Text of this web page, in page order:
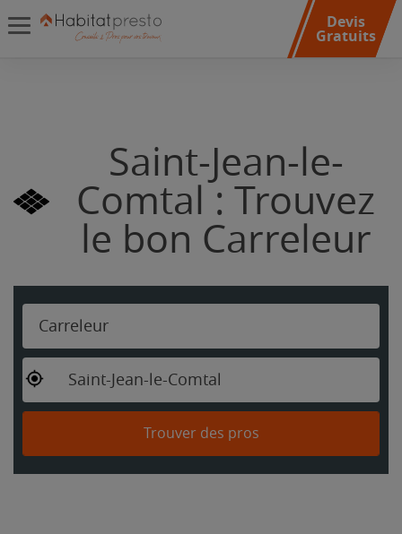
Devis
Gratuits
Saint-Jean-le-
Comtal : Trouvez
le bon Carreleur
Carreleur
Saint-Jean-le-Comtal
Trouver des pros